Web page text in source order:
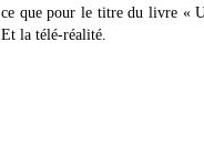
ce que pour le titre du livre «
Et la télé-réalité.